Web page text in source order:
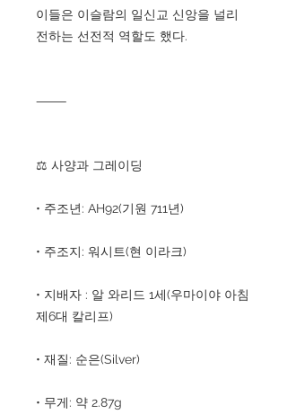
이들은 이슬람의 일신교 신앙을 널리
전하는 선전적 역할도 했다.
⸻
⚖️ 사양과 그레이딩
• 주조년: AH92(기원 711년)
• 주조지: 워시트(현 이라크)
• 지배자 : 알 와리드 1세(우마이야 아침
제6대 칼리프)
• 재질: 순은(Silver)
• 무게: 약 2.87g